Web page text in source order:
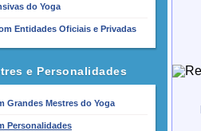
do Yoga
Entidades Oficiais e Privadas
e Personalidades
Grandes Mestres do Yoga
Personalidades